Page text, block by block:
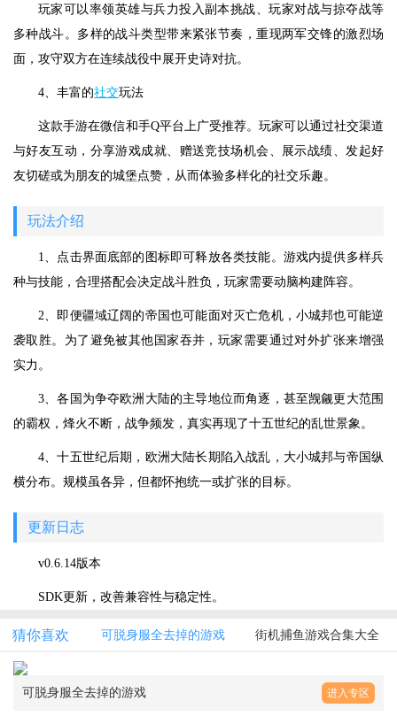
玩家可以率领英雄与兵力投入副本挑战、玩家对战与掠夺战等
多种战斗。多样的战斗类型带来紧张节奏，重现两军交锋的激烈场
面，攻守双方在连续战役中展开史诗对抗。
4、丰富的社交玩法
这款手游在微信和手Q平台上广受推荐。玩家可以通过社交渠道
与好友互动，分享游戏成就、赠送竞技场机会、展示战绩、发起好
友切磋或为朋友的城堡点赞，从而体验多样化的社交乐趣。
玩法介绍
1、点击界面底部的图标即可释放各类技能。游戏内提供多样兵
种与技能，合理搭配会决定战斗胜负，玩家需要动脑构建阵容。
2、即便疆域辽阔的帝国也可能面对灭亡危机，小城邦也可能逆
袭取胜。为了避免被其他国家吞并，玩家需要通过对外扩张来增强
实力。
3、各国为争夺欧洲大陆的主导地位而角逐，甚至觊觎更大范围
的霸权，烽火不断，战争频发，真实再现了十五世纪的乱世景象。
4、十五世纪后期，欧洲大陆长期陷入战乱，大小城邦与帝国纵
横分布。规模虽各异，但都怀抱统一或扩张的目标。
更新日志
v0.6.14版本
SDK更新，改善兼容性与稳定性。
猜你喜欢 可脱身服全去掉的游戏 街机捕鱼游戏合集大全
可脱身服全去掉的游戏 进入专区